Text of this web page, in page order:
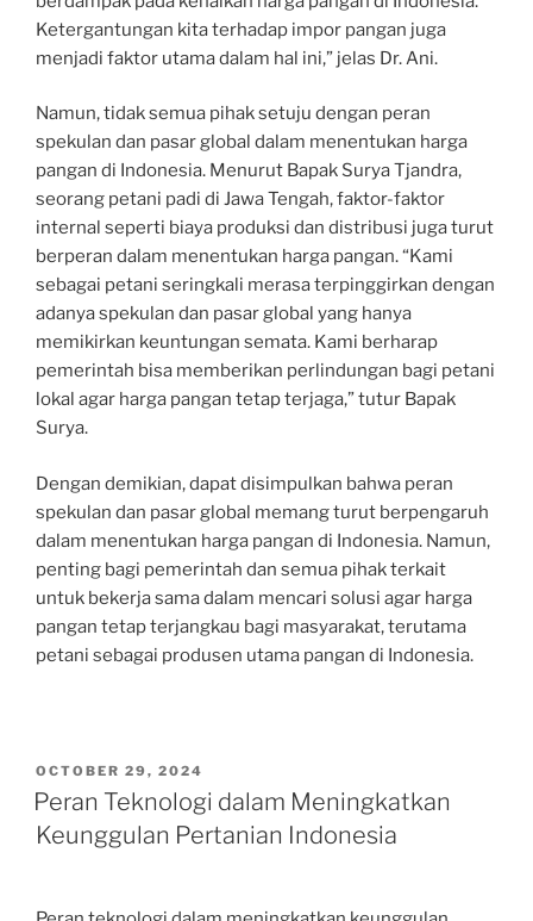
Ketergantungan kita terhadap impor pangan juga
menjadi faktor utama dalam hal ini,” jelas Dr. Ani.
Namun, tidak semua pihak setuju dengan peran
spekulan dan pasar global dalam menentukan harga
pangan di Indonesia. Menurut Bapak Surya Tjandra,
seorang petani padi di Jawa Tengah, faktor-faktor
internal seperti biaya produksi dan distribusi juga turut
berperan dalam menentukan harga pangan. “Kami
sebagai petani seringkali merasa terpinggirkan dengan
adanya spekulan dan pasar global yang hanya
memikirkan keuntungan semata. Kami berharap
pemerintah bisa memberikan perlindungan bagi petani
lokal agar harga pangan tetap terjaga,” tutur Bapak
Surya.
Dengan demikian, dapat disimpulkan bahwa peran
spekulan dan pasar global memang turut berpengaruh
dalam menentukan harga pangan di Indonesia. Namun,
penting bagi pemerintah dan semua pihak terkait
untuk bekerja sama dalam mencari solusi agar harga
pangan tetap terjangkau bagi masyarakat, terutama
petani sebagai produsen utama pangan di Indonesia.
POSTED
ON
OCTOBER 29, 2024
Peran Teknologi dalam Meningkatkan
Keunggulan Pertanian Indonesia